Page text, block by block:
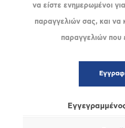
να είστε ενημερωμένοι
παραγγελιών σας, και να
παραγγελιών που